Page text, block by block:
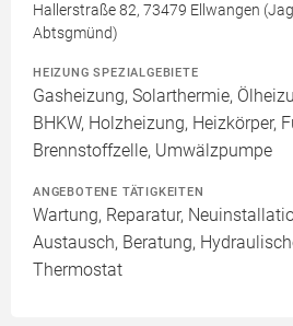
Hallerstraße 82, 73479 Ellwangen
Abtsgmünd)
HEIZUNG SPEZIALGEBIETE
Gasheizung, Solarthermie,
BHKW, Holzheizung, Heizkörper,
Brennstoffzelle, Umwälzpumpe
ANGEBOTENE TÄTIGKEITEN
Wartung, Reparatur,
Austausch, Beratung,
Thermostat